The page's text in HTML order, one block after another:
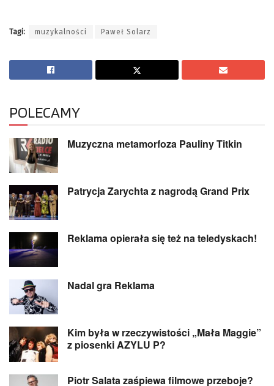
Tagi: muzykalności Paweł Solarz
POLECAMY
Muzyczna metamorfoza Pauliny Titkin
Patrycja Zarychta z nagrodą Grand Prix
Reklama opierała się też na teledyskach!
Nadal gra Reklama
Kim była w rzeczywistości „Mała Maggie”
z piosenki AZYLU P?
Piotr Salata zaśpiewa filmowe przeboje?